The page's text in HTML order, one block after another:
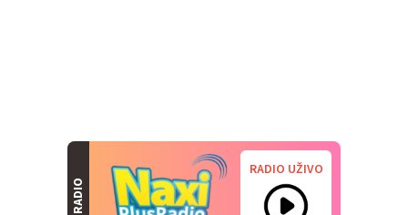
RADIO
RADIO UŽIVO